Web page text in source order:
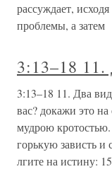
рассуждает,
проблемы, а затем
3:13–18 11.
3:13–18 11. Два
вас? докажи это
мудрою
горькую зависть и
лгите на истину: